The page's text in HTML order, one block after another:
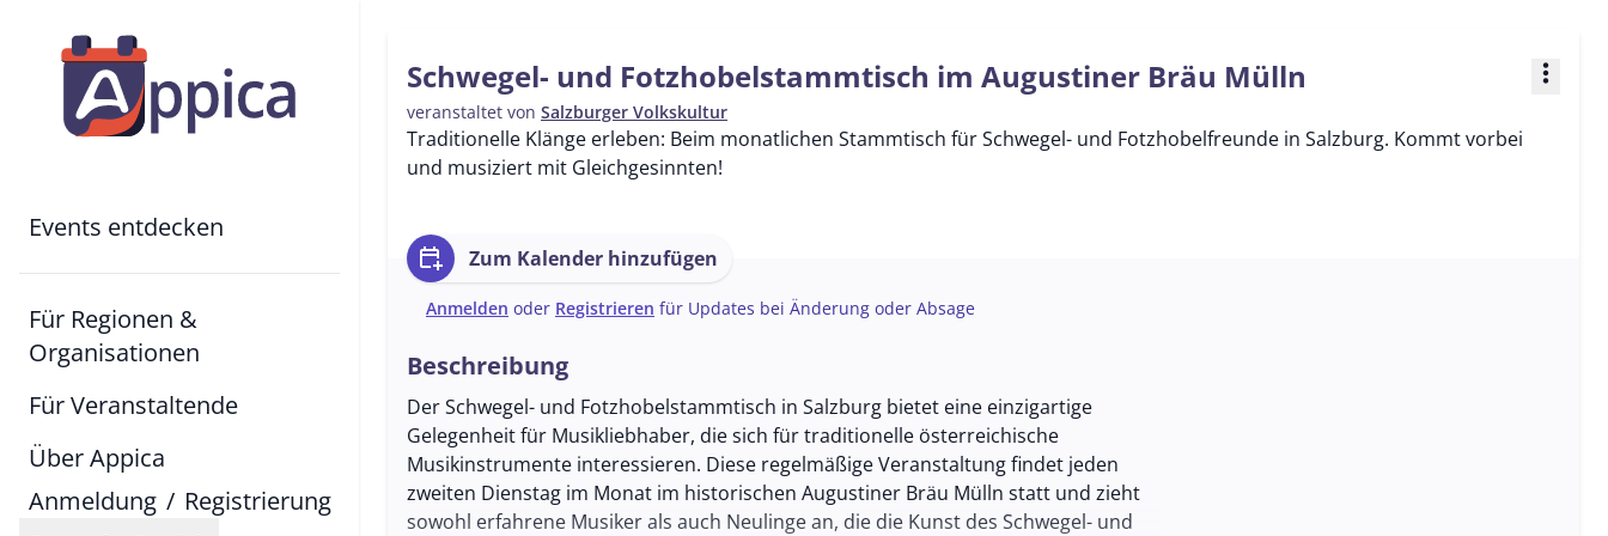
Events entdecken
Für Regionen &
Organisationen
Für Veranstaltende
Über Appica
Anmeldung / Registrierung
Schwegel- und Fotzhobelstammtisch im Augustiner Bräu Mülln
veranstaltet von Salzburger Volkskultur
more_vert
Traditionelle Klänge erleben: Beim monatlichen Stammtisch für Schwegel- und Fotzhobelfreunde in Salzburg. Kommt vorbei
und musiziert mit Gleichgesinnten!
calendar_add_on Zum Kalender hinzufügen
Anmelden oder Registrieren für Updates bei Änderung oder Absage
Beschreibung
Der Schwegel- und Fotzhobelstammtisch in Salzburg bietet eine einzigartige
Gelegenheit für Musikliebhaber, die sich für traditionelle österreichische
Musikinstrumente interessieren. Diese regelmäßige Veranstaltung findet jeden
zweiten Dienstag im Monat im historischen Augustiner Bräu Mülln statt und zieht
sowohl erfahrene Musiker als auch Neulinge an, die die Kunst des Schwegel- und